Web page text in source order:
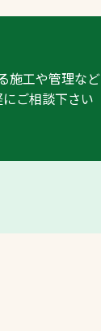
施工や管理など
ご相談下さい